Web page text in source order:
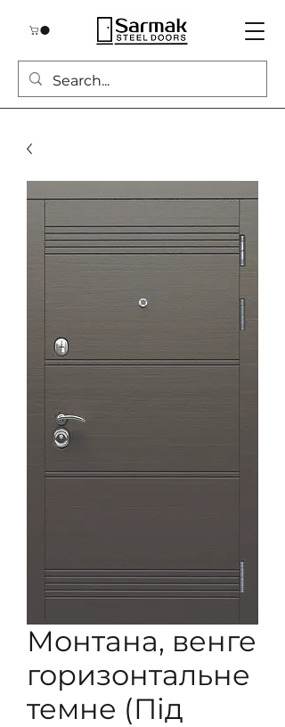
Монтана, венге
горизонтальне
темне (Під